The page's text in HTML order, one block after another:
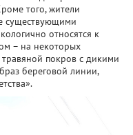
того, жители
существующими
относятся к
– на некоторых
травяной покров с дикими
береговой линии,